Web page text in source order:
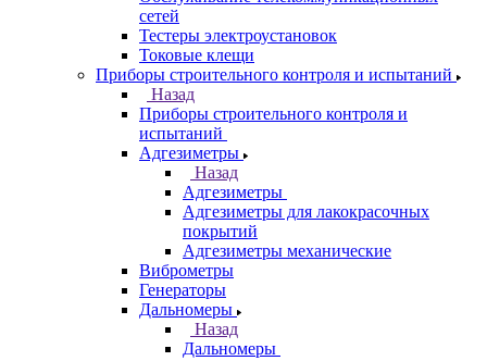
сетей
Тестеры электроустановок
Токовые клещи
Приборы строительного контроля и испытаний
Назад
Приборы строительного контроля и
испытаний
Адгезиметры
Назад
Адгезиметры
Адгезиметры для лакокрасочных
покрытий
Адгезиметры механические
Виброметры
Генераторы
Дальномеры
Назад
Дальномеры